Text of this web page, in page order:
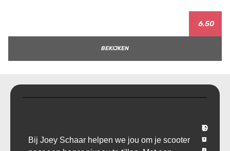
6.50
BEKIJKEN
Bij Joey Schaar helpen we jou om je scooter
T
r
O
v
S
u
C
o